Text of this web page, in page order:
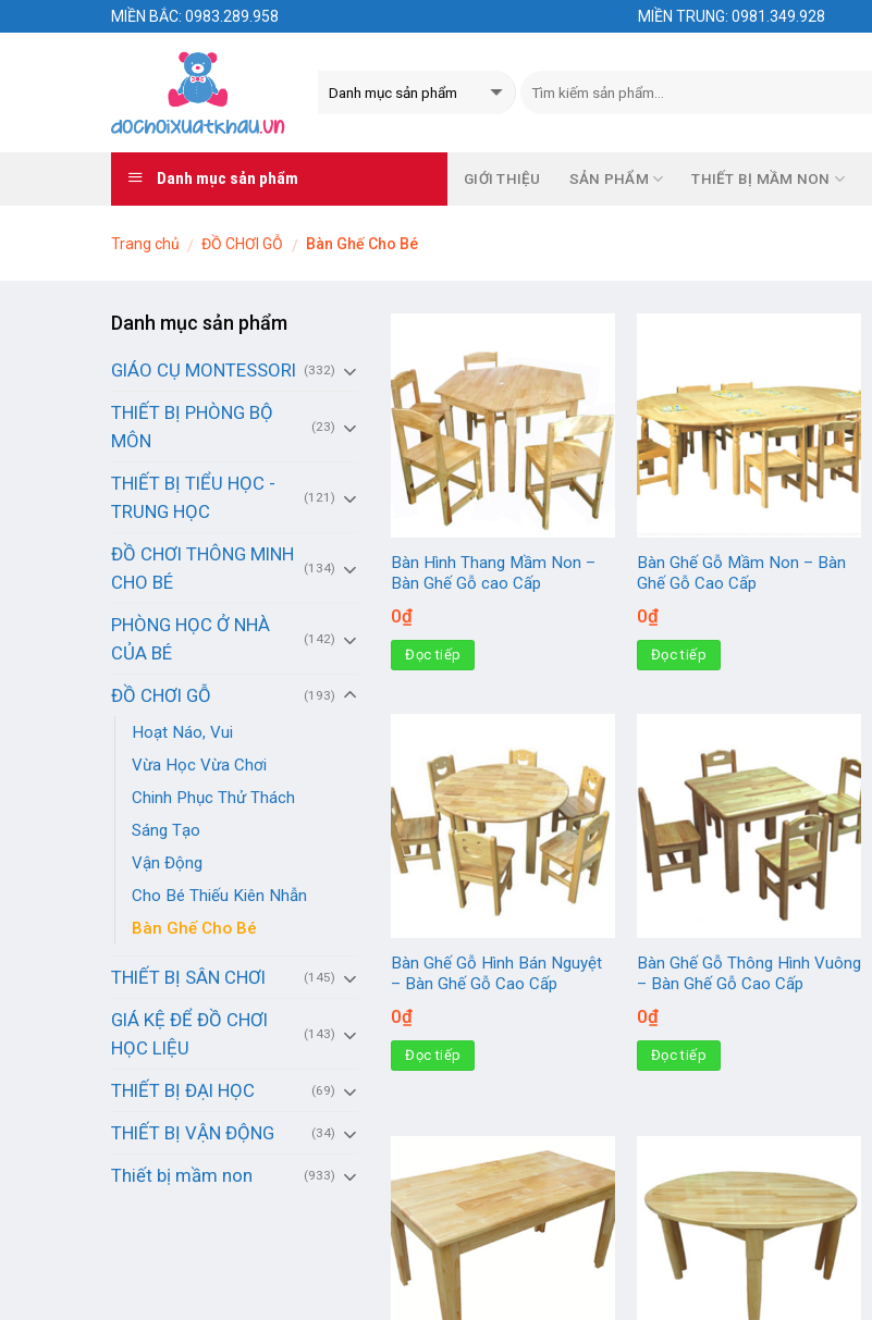
MIỀN BẮC: 0983.289.958 MIỀN TRUNG: 0981.349.928
Danh mục sản phẩm GIỚI THIỆU SẢN PHẨM THIẾT BỊ MẦM NON
Trang chủ / ĐỒ CHƠI GỖ / Bàn Ghế Cho Bé
Danh mục sản phẩm
GIÁO CỤ MONTESSORI (332)
THIẾT BỊ PHÒNG BỘ
MÔN
(23)
THIẾT BỊ TIỂU HỌC -
TRUNG HỌC
(121)
ĐỒ CHƠI THÔNG MINH
CHO BÉ
(134)
PHÒNG HỌC Ở NHÀ
CỦA BÉ
(142)
ĐỒ CHƠI GỖ (193)
Hoạt Náo, Vui
Vừa Học Vừa Chơi
Chinh Phục Thử Thách
Sáng Tạo
Vận Động
Cho Bé Thiếu Kiên Nhẫn
Bàn Ghế Cho Bé
THIẾT BỊ SÂN CHƠI (145)
GIÁ KỆ ĐỂ ĐỒ CHƠI
HỌC LIỆU
(143)
THIẾT BỊ ĐẠI HỌC (69)
THIẾT BỊ VẬN ĐỘNG (34)
Thiết bị mầm non (933)
Bàn Hình Thang Mầm Non –
Bàn Ghế Gỗ cao Cấp
0₫
Đọc tiếp
Bàn Ghế Gỗ Mầm Non – Bàn
Ghế Gỗ Cao Cấp
0₫
Đọc tiếp
Bàn Ghế Gỗ Hình Bán Nguyệt
– Bàn Ghế Gỗ Cao Cấp
0₫
Đọc tiếp
Bàn Ghế Gỗ Thông Hình Vuông
– Bàn Ghế Gỗ Cao Cấp
0₫
Đọc tiếp